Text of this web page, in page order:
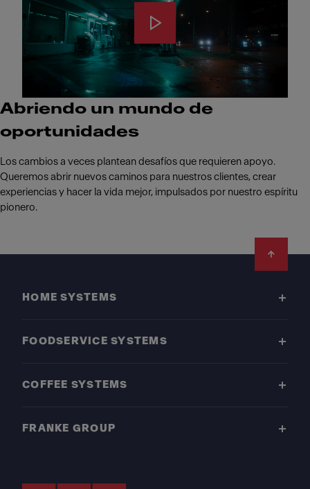
Abriendo un mundo de
oportunidades
Los cambios a veces plantean desafíos que requieren apoyo.
Queremos abrir nuevos caminos para nuestros clientes, crear
experiencias y hacer la vida mejor, impulsados por nuestro espíritu
pionero.
HOME SYSTEMS
FOODSERVICE SYSTEMS
COFFEE SYSTEMS
FRANKE GROUP